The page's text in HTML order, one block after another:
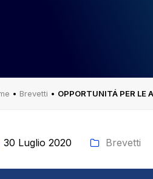
• Brevetti • OPPORTUNITÁ PER LE
30 Luglio 2020 Brevetti